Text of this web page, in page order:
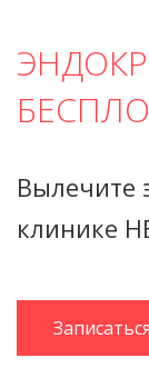
Вылечите
клинике